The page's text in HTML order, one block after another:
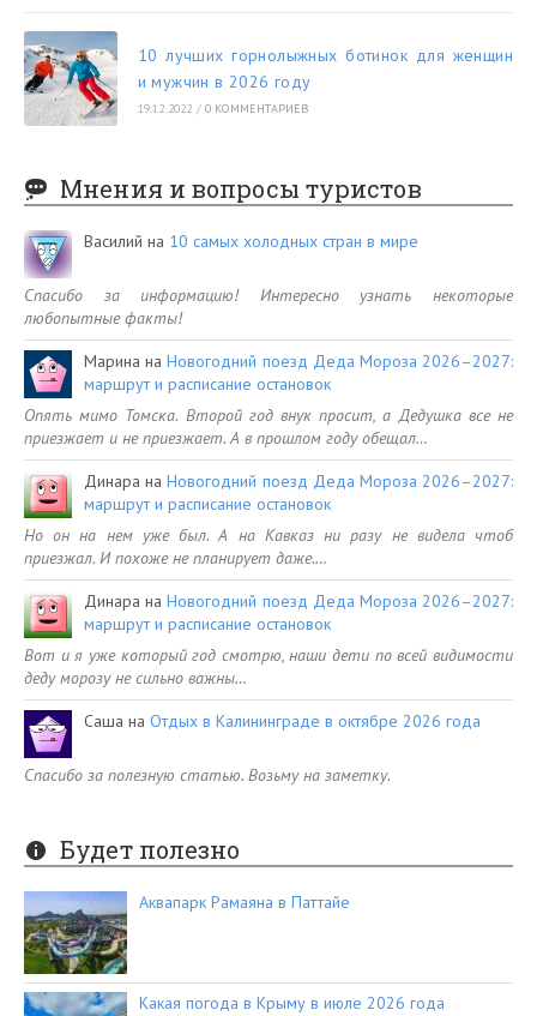
10 лучших горнолыжных ботинок для женщин
и мужчин в 2026 году
19.12.2022 / 0 КОММЕНТАРИЕВ
Мнения и вопросы туристов
Василий на 10 самых холодных стран в мире
Спасибо за информацию! Интересно узнать некоторые
любопытные факты!
Марина наНовогодний поезд Деда Мороза 2026–2027:
маршрут и расписание остановок
Опять мимо Томска. Второй год внук просит, а Дедушка все не
приезжает и не приезжает. А в прошлом году обещал…
Динара наНовогодний поезд Деда Мороза 2026–2027:
маршрут и расписание остановок
Но он на нем уже был. А на Кавказ ни разу не видела чтоб
приезжал. И похоже не планирует даже.…
Динара наНовогодний поезд Деда Мороза 2026–2027:
маршрут и расписание остановок
Вот и я уже который год смотрю, наши дети по всей видимости
деду морозу не сильно важны…
Саша на Отдых в Калининграде в октябре 2026 года
Спасибо за полезную статью. Возьму на заметку.
Будет полезно
Аквапарк Рамаяна в Паттайе
Какая погода в Крыму в июле 2026 года